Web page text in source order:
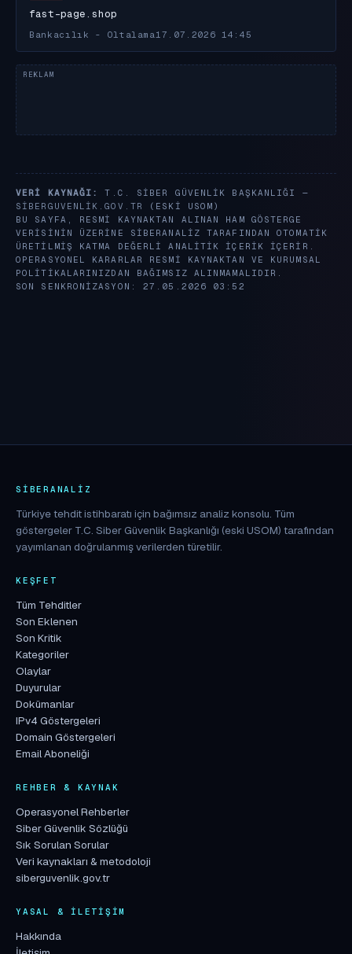
fast-page.shop
Bankacılık - Oltalama 17.07.2026 14:45
VERI KAYNAĞI:
T.C. SIBER GÜVENLIK BAŞKANLIĞI —
SIBERGUVENLIK.GOV.TR
(ESKI USOM)
BU SAYFA, RESMI KAYNAKTAN ALINAN HAM GÖSTERGE
VERISININ ÜZERINE SIBERANALIZ TARAFINDAN OTOMATIK
ÜRETILMIŞ KATMA DEĞERLI ANALITIK IÇERIK IÇERIR.
OPERASYONEL KARARLAR RESMI KAYNAKTAN VE KURUMSAL
POLITIKALARINIZDAN BAĞIMSIZ ALINMAMALIDIR.
SON SENKRONIZASYON: 27.05.2026 03:52
SIBERANALIZ
Türkiye tehdit istihbaratı için bağımsız analiz konsolu. Tüm
göstergeler T.C. Siber Güvenlik Başkanlığı (eski USOM) tarafından
yayımlanan doğrulanmış verilerden türetilir.
KEŞFET
Tüm Tehditler
Son Eklenen
Son Kritik
Kategoriler
Olaylar
Duyurular
Dokümanlar
IPv4 Göstergeleri
Domain Göstergeleri
Email Aboneliği
REHBER & KAYNAK
Operasyonel Rehberler
Siber Güvenlik Sözlüğü
Sık Sorulan Sorular
Veri kaynakları & metodoloji
siberguvenlik.gov.tr
YASAL & İLETIŞIM
Hakkında